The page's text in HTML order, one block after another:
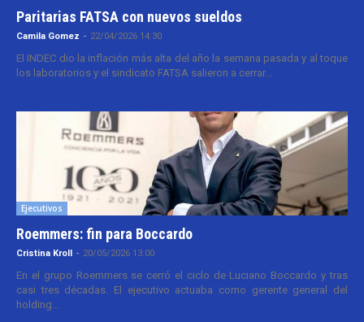
Paritarias FATSA con nuevos sueldos
Camila Gomez - 22/04/2026 14:30
El INDEC dio la inflación más alta del año la semana pasada y al toque
los laboratorios y el sindicato FATSA salieron a cerrar...
Ejecutivos
Roemmers: fin para Boccardo
Cristina Kroll - 20/05/2026 13:00
En el grupo Roemmers se cerró el ciclo de Luciano Boccardo y tras
casi tres décadas. El ejecutivo actuaba como gerente general del
holding...